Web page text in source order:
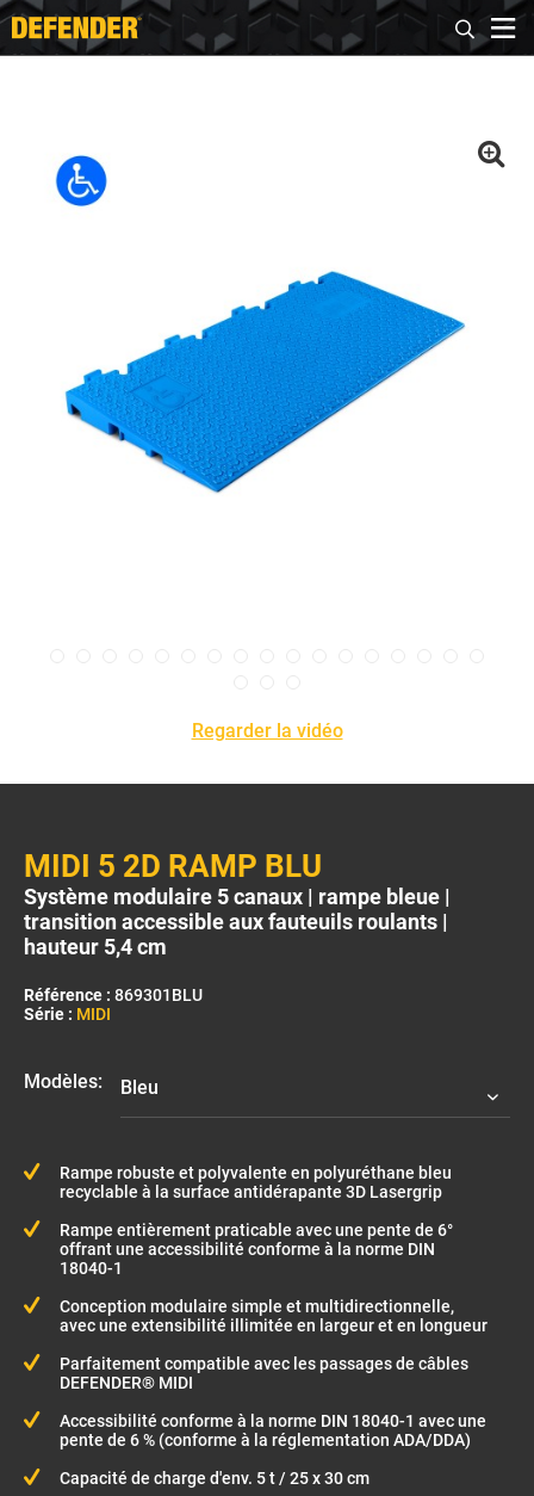
Regarder la vidéo
MIDI 5 2D RAMP BLU
Système modulaire 5 canaux | rampe bleue |
transition accessible aux fauteuils roulants |
hauteur 5,4 cm
Référence : 869301BLU
Série : MIDI
Modèles:
Rampe robuste et polyvalente en polyuréthane bleu
recyclable à la surface antidérapante 3D Lasergrip
Rampe entièrement praticable avec une pente de 6°
offrant une accessibilité conforme à la norme DIN
18040-1
Conception modulaire simple et multidirectionnelle,
avec une extensibilité illimitée en largeur et en longueur
Parfaitement compatible avec les passages de câbles
DEFENDER® MIDI
Accessibilité conforme à la norme DIN 18040-1 avec une
pente de 6 % (conforme à la réglementation ADA/DDA)
Capacité de charge d'env. 5 t / 25 x 30 cm